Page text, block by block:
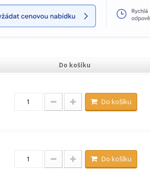
Do košíku
Do košíku
Do košíku